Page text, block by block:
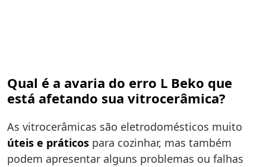
Qual é a avaria do erro L Beko que
está afetando sua vitrocerâmica?
As vitrocerâmicas são eletrodomésticos muito
úteis e práticos para cozinhar, mas também
podem apresentar alguns problemas ou falhas